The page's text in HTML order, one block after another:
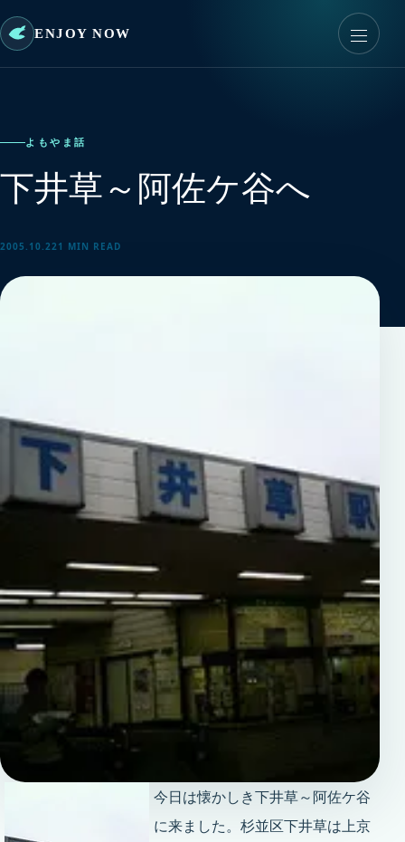
ENJOY NOW
よもやま話
下井草～阿佐ケ谷へ
2005.10.221 MIN READ
今日は懐かしき下井草～阿佐ケ谷
に来ました。杉並区下井草は上京